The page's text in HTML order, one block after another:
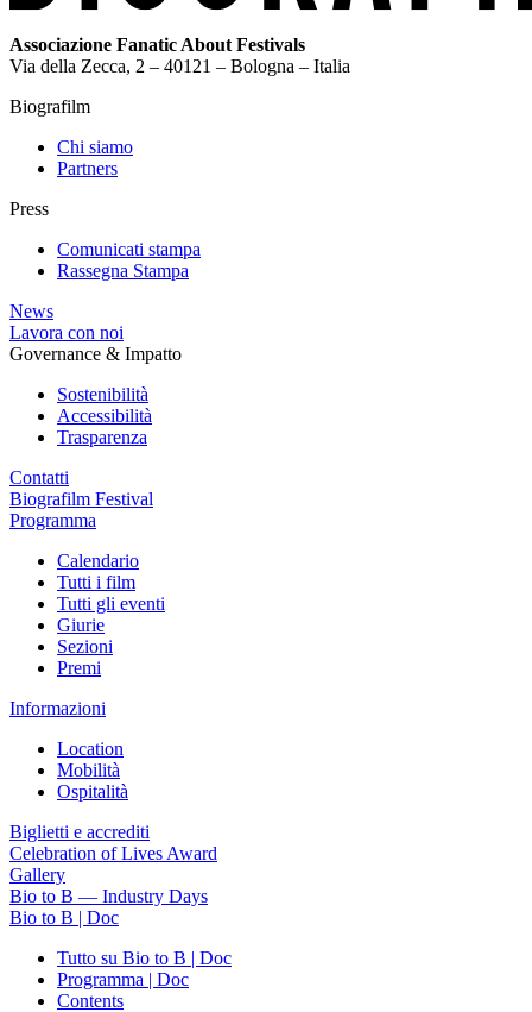
Associazione Fanatic About Festivals
Via della Zecca, 2 – 40121 – Bologna – Italia
Biografilm
Chi siamo
Partners
Press
Comunicati stampa
Rassegna Stampa
News
Lavora con noi
Governance & Impatto
Sostenibilità
Accessibilità
Trasparenza
Contatti
Biografilm Festival
Programma
Calendario
Tutti i film
Tutti gli eventi
Giurie
Sezioni
Premi
Informazioni
Location
Mobilità
Ospitalità
Biglietti e accrediti
Celebration of Lives Award
Gallery
Bio to B — Industry Days
Bio to B | Doc
Tutto su Bio to B | Doc
Programma | Doc
Contents